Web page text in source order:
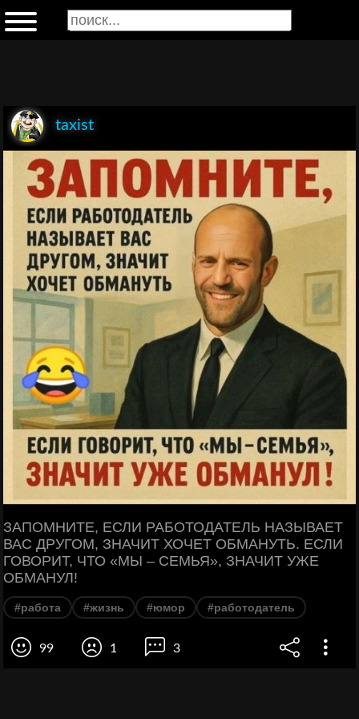
taxist
ЗАПОМНИТЕ, ЕСЛИ РАБОТОДАТЕЛЬ НАЗЫВАЕТ
ВАС ДРУГОМ, ЗНАЧИТ ХОЧЕТ ОБМАНУТЬ. ЕСЛИ
ГОВОРИТ, ЧТО «МЫ – СЕМЬЯ», ЗНАЧИТ УЖЕ
ОБМАНУЛ!
#работа #жизнь #юмор #работодатель
99 1 3